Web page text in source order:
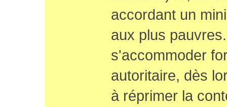
accordant un
aux plus
s'accommoder
autoritaire, dès
à réprimer la